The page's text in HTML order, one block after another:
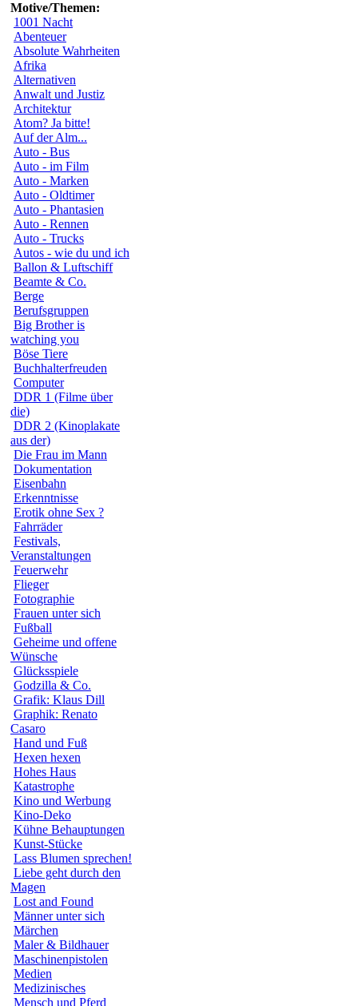
Motive/Themen:
1001 Nacht
Abenteuer
Absolute Wahrheiten
Afrika
Alternativen
Anwalt und Justiz
Architektur
Atom? Ja bitte!
Auf der Alm...
Auto - Bus
Auto - im Film
Auto - Marken
Auto - Oldtimer
Auto - Phantasien
Auto - Rennen
Auto - Trucks
Autos - wie du und ich
Ballon & Luftschiff
Beamte & Co.
Berge
Berufsgruppen
Big Brother is
watching you
Böse Tiere
Buchhalterfreuden
Computer
DDR 1 (Filme über
die)
DDR 2 (Kinoplakate
aus der)
Die Frau im Mann
Dokumentation
Eisenbahn
Erkenntnisse
Erotik ohne Sex ?
Fahrräder
Festivals,
Veranstaltungen
Feuerwehr
Flieger
Fotographie
Frauen unter sich
Fußball
Geheime und offene
Wünsche
Glücksspiele
Godzilla & Co.
Grafik: Klaus Dill
Graphik: Renato
Casaro
Hand und Fuß
Hexen hexen
Hohes Haus
Katastrophe
Kino und Werbung
Kino-Deko
Kühne Behauptungen
Kunst-Stücke
Lass Blumen sprechen!
Liebe geht durch den
Magen
Lost and Found
Männer unter sich
Märchen
Maler & Bildhauer
Maschinenpistolen
Medien
Medizinisches
Mensch und Pferd